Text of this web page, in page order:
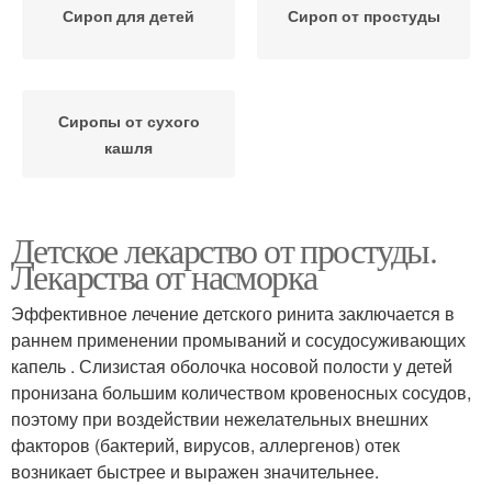
Сироп для детей Сироп от простуды
Сиропы от сухого
кашля
Детское лекарство от простуды.
Лекарства от насморка
Эффективное лечение детского ринита заключается в
раннем применении промываний и сосудосуживающих
капель . Слизистая оболочка носовой полости у детей
пронизана большим количеством кровеносных сосудов,
поэтому при воздействии нежелательных внешних
факторов (бактерий, вирусов, аллергенов) отек
возникает быстрее и выражен значительнее.